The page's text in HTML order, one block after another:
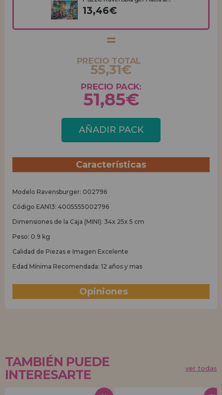
13,46€
PRECIO TOTAL
55,31€
PRECIO PACK:
51,85€
AÑADIR PACK
Características
Modelo Ravensburger: 002796
Código EAN13: 4005555002796
Dimensiones de la Caja (MINI): 34x 25x 5 cm
Peso: 0.9 kg
Calidad de Piezas e Imagen Excelente
Edad Mínima Recomendada: 12 años y mas
Opiniones
TAMBIÉN PUEDE
INTERESARTE
ver todas